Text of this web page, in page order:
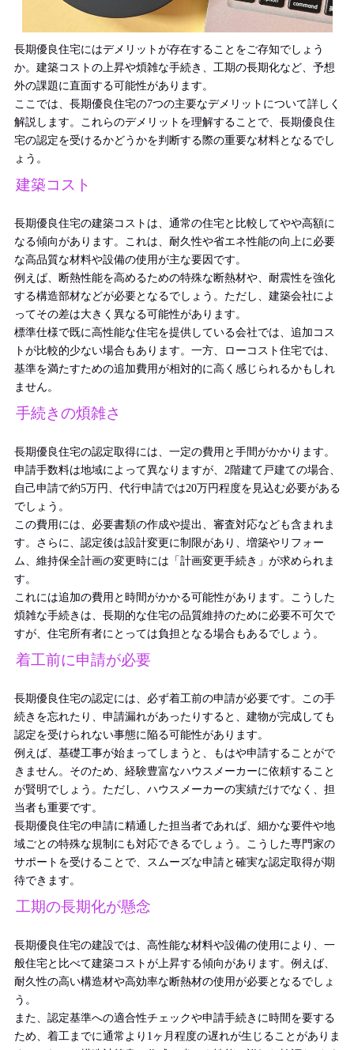
長期優良住宅にはデメリットが存在することをご存知でしょう
か。建築コストの上昇や煩雑な手続き、工期の長期化など、予想
外の課題に直面する可能性があります。
ここでは、長期優良住宅の7つの主要なデメリットについて詳しく
解説します。これらのデメリットを理解することで、長期優良住
宅の認定を受けるかどうかを判断する際の重要な材料となるでし
ょう。
建築コスト
長期優良住宅の建築コストは、通常の住宅と比較してやや高額に
なる傾向があります。これは、耐久性や省エネ性能の向上に必要
な高品質な材料や設備の使用が主な要因です。
例えば、断熱性能を高めるための特殊な断熱材や、耐震性を強化
する構造部材などが必要となるでしょう。ただし、建築会社によ
ってその差は大きく異なる可能性があります。
標準仕様で既に高性能な住宅を提供している会社では、追加コス
トが比較的少ない場合もあります。一方、ローコスト住宅では、
基準を満たすための追加費用が相対的に高く感じられるかもしれ
ません。
手続きの煩雑さ
長期優良住宅の認定取得には、一定の費用と手間がかかります。
申請手数料は地域によって異なりますが、2階建て戸建ての場合、
自己申請で約5万円、代行申請では20万円程度を見込む必要がある
でしょう。
この費用には、必要書類の作成や提出、審査対応なども含まれま
す。さらに、認定後は設計変更に制限があり、増築やリフォー
ム、維持保全計画の変更時には「計画変更手続き」が求められま
す。
これには追加の費用と時間がかかる可能性があります。こうした
煩雑な手続きは、長期的な住宅の品質維持のために必要不可欠で
すが、住宅所有者にとっては負担となる場合もあるでしょう。
着工前に申請が必要
長期優良住宅の認定には、必ず着工前の申請が必要です。この手
続きを忘れたり、申請漏れがあったりすると、建物が完成しても
認定を受けられない事態に陥る可能性があります。
例えば、基礎工事が始まってしまうと、もはや申請することがで
きません。そのため、経験豊富なハウスメーカーに依頼すること
が賢明でしょう。ただし、ハウスメーカーの実績だけでなく、担
当者も重要です。
長期優良住宅の申請に精通した担当者であれば、細かな要件や地
域ごとの特殊な規制にも対応できるでしょう。こうした専門家の
サポートを受けることで、スムーズな申請と確実な認定取得が期
待できます。
工期の長期化が懸念
長期優良住宅の建設では、高性能な材料や設備の使用により、一
般住宅と比べて建築コストが上昇する傾向があります。例えば、
耐久性の高い構造材や高効率な断熱材の使用が必要となるでしょ
う。
また、認定基準への適合性チェックや申請手続きに時間を要する
ため、着工までに通常より1ヶ月程度の遅れが生じることがありま